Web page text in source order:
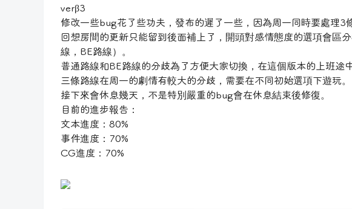
verβ3
修改一些bug花了些功夫，發布的遲了一些，因為周一同時要處理3
回想房間的更新只能留到後面補上了，開頭對感情態度的選項會區
線，BE路線）。
普通路線和BE路線的分歧為了方便大家切換，在這個版本的上班途
三條路線在周一的劇情有較大的分歧，需要在不同初始選項下遊玩。
接下來會休息幾天，不是特別嚴重的bug會在休息結束後修復。
目前的進步報告：
文本進度：80%
事件進度：70%
CG進度：70%